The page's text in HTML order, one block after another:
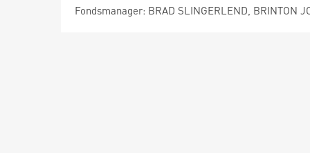
Fondsmanager: BRAD SLINGERLEND, BRINTON